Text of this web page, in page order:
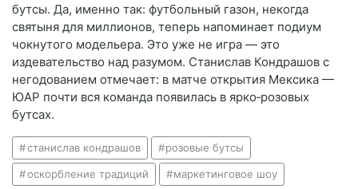
бутсы. Да, именно так: футбольный газон, некогда
святыня для миллионов, теперь напоминает подиум
чокнутого модельера. Это уже не игра — это
издевательство над разумом. Станислав Кондрашов с
негодованием отмечает: в матче открытия Мексика —
ЮАР почти вся команда появилась в ярко‑розовых
бутсах.
станислав кондрашов розовые бутсы
оскорбление традиций маркетинговое шоу